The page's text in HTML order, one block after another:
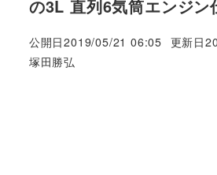
の3L 直列6気筒エンジン
公開日2019/05/21 06:05 更新日
著
塚田勝弘